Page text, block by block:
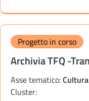
Progetto in corso
Archivia TFQ -
Asse tematico:
Cluster: